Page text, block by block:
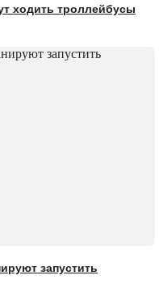
ходить троллейбусы
запустить